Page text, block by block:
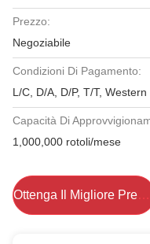
Prezzo:
Negoziabile
Condizioni Di Pagamento:
L/C, D/A, D/P, T/T,
Capacità Di
1,000,000 rotoli/mese
Ottenga Il Migliore Prezzo